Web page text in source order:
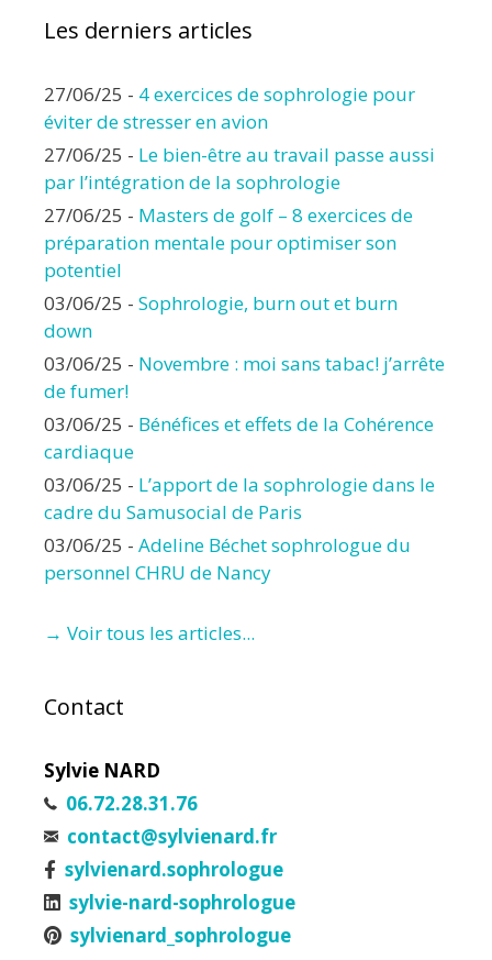
Les derniers articles
27/06/25 - 4 exercices de sophrologie pour
éviter de stresser en avion
27/06/25 - Le bien-être au travail passe aussi
par l’intégration de la sophrologie
27/06/25 - Masters de golf – 8 exercices de
préparation mentale pour optimiser son
potentiel
03/06/25 - Sophrologie, burn out et burn
down
03/06/25 - Novembre : moi sans tabac! j’arrête
de fumer!
03/06/25 - Bénéfices et effets de la Cohérence
cardiaque
03/06/25 - L’apport de la sophrologie dans le
cadre du Samusocial de Paris
03/06/25 - Adeline Béchet sophrologue du
personnel CHRU de Nancy
→ Voir tous les articles...
Contact
Sylvie NARD
06.72.28.31.76
contact@sylvienard.fr
sylvienard.sophrologue
sylvie-nard-sophrologue
sylvienard_sophrologue